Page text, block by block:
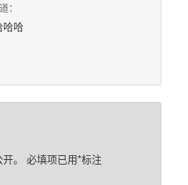
：
哈哈
。 必填项已用*标注